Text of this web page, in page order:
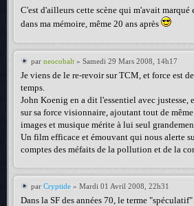
C'est d'ailleurs cette scène qui m'avait
dans ma mémoire, même 20 ans après
par neocobalt » Samedi 29 Mars 2008, 14h17
Je viens de le re-revoir sur TCM, et force est
temps.
John Koenig en a dit l'essentiel avec justesse,
sur sa force visionnaire, ajoutant tout de
images et musique mérite à lui seul
Un film efficace et émouvant qui nous alerte
comptes des méfaits de la pollution et de la
par Cryptide » Mardi 01 Avril 2008, 22h31
Dans la SF des années 70, le terme